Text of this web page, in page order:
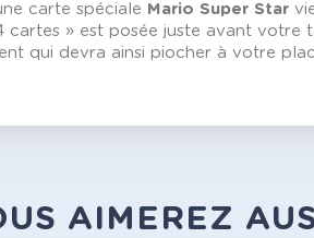
carte spéciale Mario Super Star
» est posée juste avant votre
qui devra ainsi piocher à votre
AIMEREZ